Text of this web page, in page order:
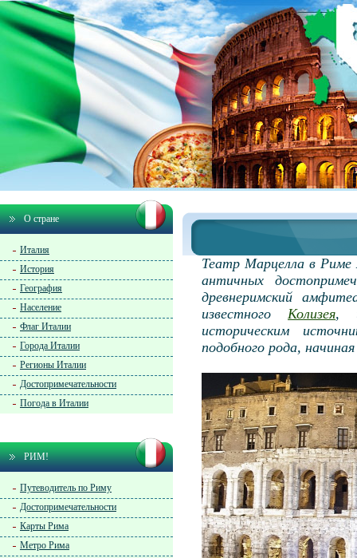
Театр Марцелла в Риме
античных
древнеримский
известного Колизея,
историческим
подобного рода,
О стране
Италия
История
География
Население
Флаг Италии
Города Италии
Регионы Италии
Достопримечательности
Погода в Италии
РИМ!
Путеводитель по Риму
Достопримечательности
Карты Рима
Метро Рима